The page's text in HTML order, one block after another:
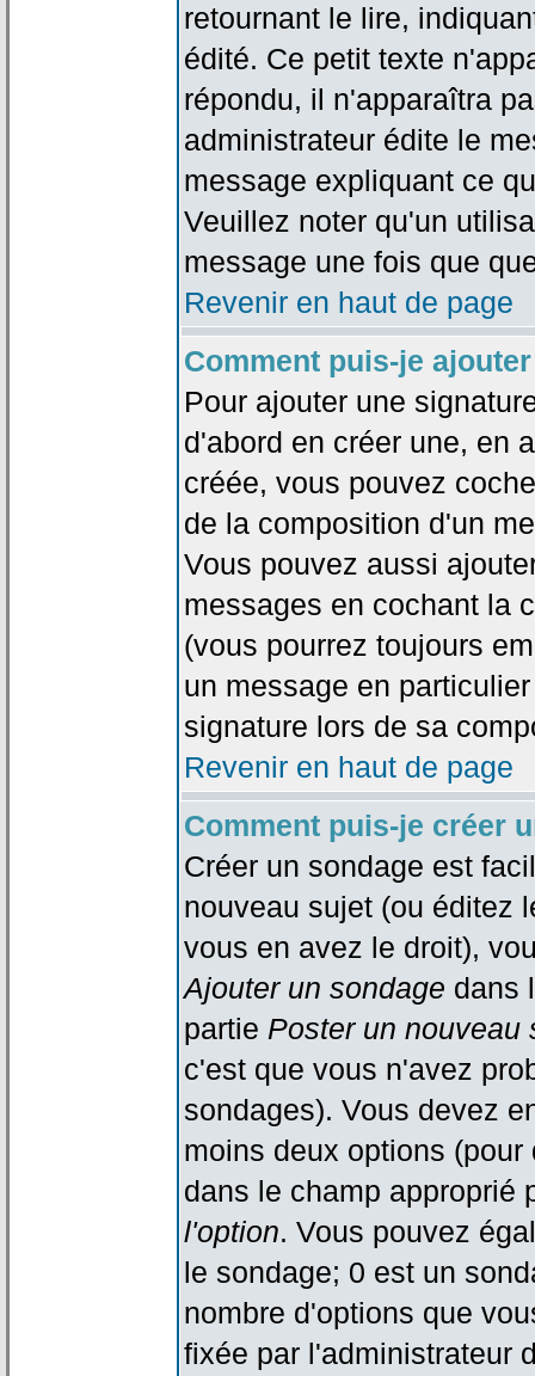
retournant le lire,
édité. Ce petit texte
répondu, il n'apparaîtra
administrateur édite le
message expliquant ce
Veuillez noter qu'un
message une fois que
Revenir en haut de page
Comment puis-je
Pour ajouter une
d'abord en créer une, en
créée, vous pouvez
de la composition d'un
Vous pouvez aussi
messages en cochant la
(vous pourrez toujours
un message en
signature lors de sa
Revenir en haut de page
Comment puis-je créer
Créer un sondage est
nouveau sujet (ou éditez
vous en avez le droit),
Ajouter un sondage dans
partie Poster un nouveau
c'est que vous n'avez
sondages). Vous devez
moins deux options
dans le champ
l'option. Vous pouvez
le sondage; 0 est un
nombre d'options que
fixée par l'administrateur